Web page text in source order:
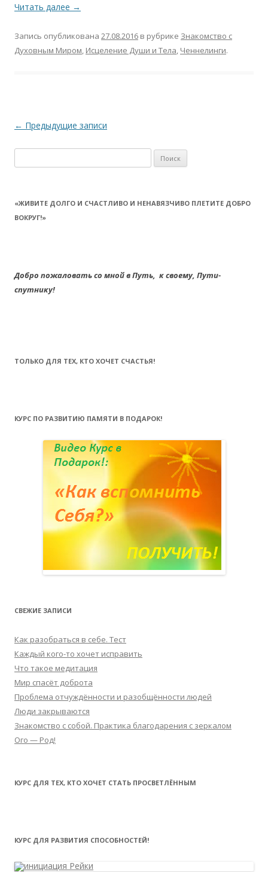
Читать далее →
Запись опубликована 27.08.2016 в рубрике Знакомство с
Духовным Миром, Исцеление Души и Тела, Ченнелинги.
Навигация
← Предыдущие записи
«ЖИВИТЕ ДОЛГО И СЧАСТЛИВО И НЕНАВЯЗЧИВО ПЛЕТИТЕ ДОБРО
ВОКРУГ!»
Добро пожаловать со мной в Путь, к своему, Пути-
спутнику!
ТОЛЬКО ДЛЯ ТЕХ, КТО ХОЧЕТ СЧАСТЬЯ!
КУРС ПО РАЗВИТИЮ ПАМЯТИ В ПОДАРОК!
СВЕЖИЕ ЗАПИСИ
Как разобраться в себе. Тест
Каждый кого-то хочет исправить
Что такое медитация
Мир спасёт доброта
Проблема отчуждённости и разобщённости людей
Люди закрываются
Знакомство с собой. Практика благодарения с зеркалом
Ого — Род!
КУРС ДЛЯ ТЕХ, КТО ХОЧЕТ СТАТЬ ПРОСВЕТЛЁННЫМ
КУРС ДЛЯ РАЗВИТИЯ СПОСОБНОСТЕЙ!